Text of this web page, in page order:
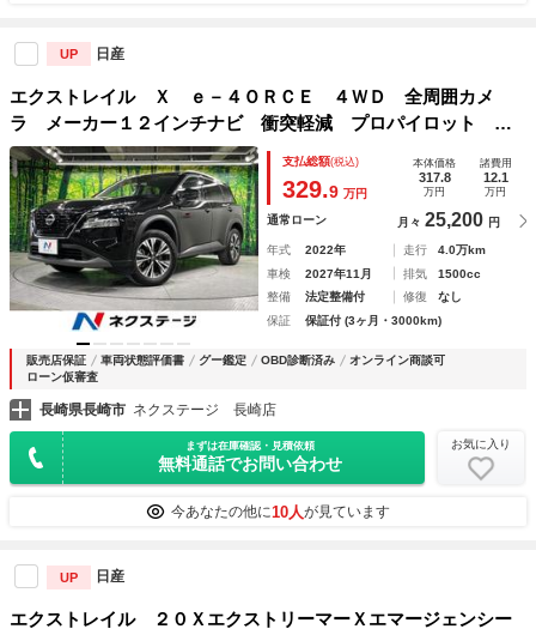
UP 日産
エクストレイル Ｘ ｅ－４ＯＲＣＥ ４ＷＤ 全周囲カメ
ラ メーカー１２インチナビ 衝突軽減 プロパイロット 禁
煙車 電動リアゲート コーナーセンサー スマートキー Ｌ
ＥＤヘッド ルーフレール ビルトインＥＴＣ
支払総額(税込)
329.9 万円
本体価格
317.8
万円
諸費用
12.1
万円
通常ローン 月々 25,200 円
年式 2022年 走行
4.0万km
車検
2027年11月 排気
1500cc
整備
法定整備付 修復
なし
保証
保証付 (3ヶ月・3000km)
販売店保証 車両状態評価書 グー鑑定 OBD診断済み
オンライン商談可
ローン仮審査
長崎県長崎市 ネクステージ 長崎店
まずは在庫確認・見積依頼
無料通話でお問い合わせ
お気に入り
今あなたの他に10人が見ています
UP 日産
エクストレイル ２０ＸエクストリーマーＸエマージェンシー